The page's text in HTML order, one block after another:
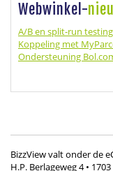
Webwinkel-
A/B en split-run
Koppeling met
Ondersteuning
BizzView valt onder de
H.P. Berlageweg 4 •